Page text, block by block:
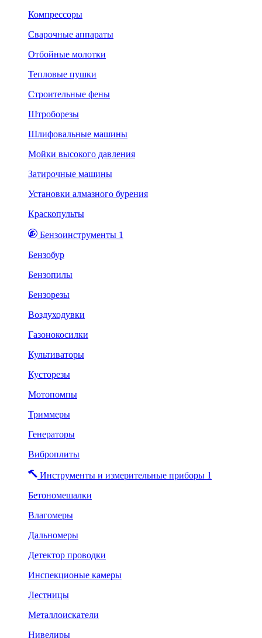
Компрессоры
Сварочные аппараты
Отбойные молотки
Тепловые пушки
Строительные фены
Штроборезы
Шлифовальные машины
Мойки высокого давления
Затирочные машины
Установки алмазного бурения
Краскопульты
Бензоинструменты 1
Бензобур
Бензопилы
Бензорезы
Воздуходувки
Газонокосилки
Культиваторы
Кусторезы
Мотопомпы
Триммеры
Генераторы
Виброплиты
Инструменты и измерительные приборы 1
Бетономешалки
Влагомеры
Дальномеры
Детектор проводки
Инспекционые камеры
Лестницы
Металлоискатели
Нивелиры